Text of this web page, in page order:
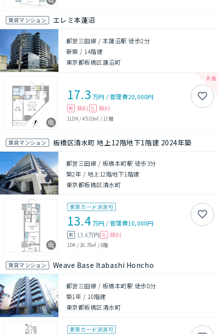
賃貸マンション エレミ本蓮沼
都営三田線 / 本蓮沼駅 徒歩2分
新築 / 14階建
東京都板橋区蓮沼町
17.3 万円 /管理費20,000円
敷 無料 礼 無料
1LDK/45.03㎡ / 11階
賃貸マンション 板橋区清水町 地上12階地下1階建 2024年築
都営三田線 / 板橋本町駅 徒歩3分
築2年 / 地上12階地下1階建
東京都板橋区清水町
家賃カード決済可
13.4万円 /管理費10,000円
敷 13.4万円 礼 無料
1DK /26.78㎡ /8階
賃貸マンション Weave Base Itabashi Honcho
都営三田線 / 板橋本町駅 徒歩8分
築1年 / 10階建
東京都板橋区清水町
家賃カード決済可